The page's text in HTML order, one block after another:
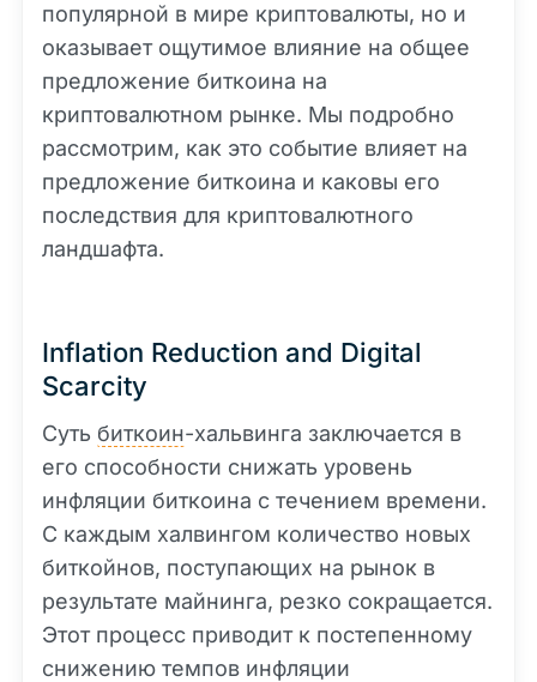
популярной в мире криптовалюты, но и
оказывает ощутимое влияние на общее
предложение биткоина на
криптовалютном рынке. Мы подробно
рассмотрим, как это событие влияет на
предложение биткоина и каковы его
последствия для криптовалютного
ландшафта.
Inflation Reduction and Digital
Scarcity
Суть биткоин-хальвинга заключается в
его способности снижать уровень
инфляции биткоина с течением времени.
С каждым халвингом количество новых
биткойнов, поступающих на рынок в
результате майнинга, резко сокращается.
Этот процесс приводит к постепенному
снижению темпов инфляции